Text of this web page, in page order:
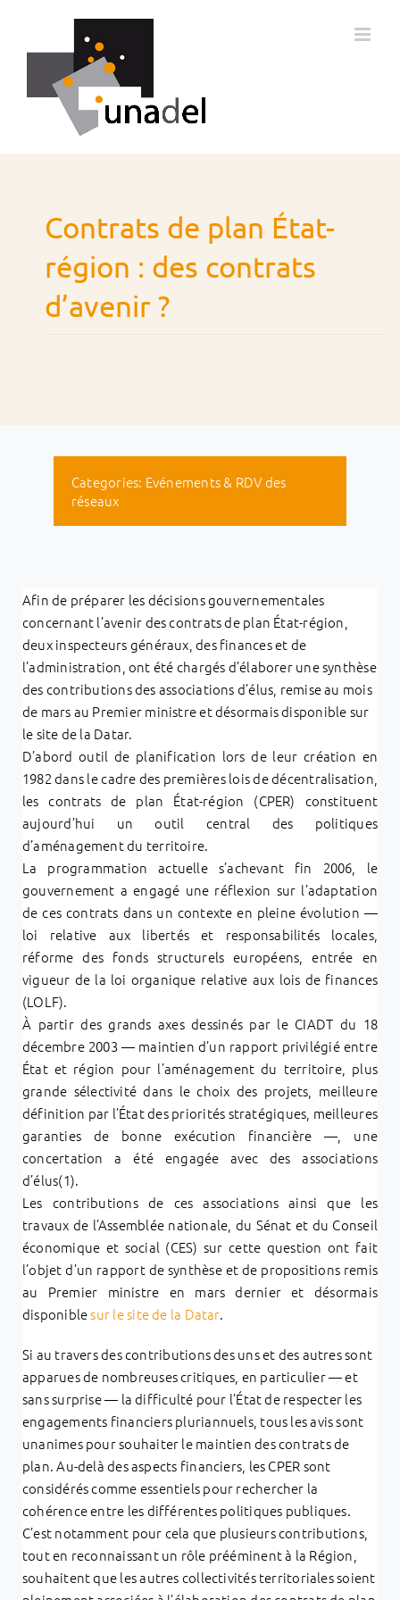
contenu
Contrats de plan État-
région : des contrats
d’avenir ?
Categories: Evénements & RDV des
réseaux
Afin de préparer les décisions gouvernementales
concernant l’avenir des contrats de plan État-région,
deux inspecteurs généraux, des finances et de
l’administration, ont été chargés d’élaborer une synthèse
des contributions des associations d’élus, remise au mois
de mars au Premier ministre et désormais disponible sur
le site de la Datar.
D’abord outil de planification lors de leur création en
1982 dans le cadre des premières lois de décentralisation,
les contrats de plan État-région (CPER) constituent
aujourd’hui un outil central des politiques
d’aménagement du territoire.
La programmation actuelle s’achevant fin 2006, le
gouvernement a engagé une réflexion sur l’adaptation
de ces contrats dans un contexte en pleine évolution —
loi relative aux libertés et responsabilités locales,
réforme des fonds structurels européens, entrée en
vigueur de la loi organique relative aux lois de finances
(LOLF).
À partir des grands axes dessinés par le CIADT du 18
décembre 2003 — maintien d’un rapport privilégié entre
État et région pour l’aménagement du territoire, plus
grande sélectivité dans le choix des projets, meilleure
définition par l’État des priorités stratégiques, meilleures
garanties de bonne exécution financière —, une
concertation a été engagée avec des associations
d’élus(1).
Les contributions de ces associations ainsi que les
travaux de l’Assemblée nationale, du Sénat et du Conseil
économique et social (CES) sur cette question ont fait
l’objet d’un rapport de synthèse et de propositions remis
au Premier ministre en mars dernier et désormais
disponiblesur le site de la Datar.
Si au travers des contributions des uns et des autres sont
apparues de nombreuses critiques, en particulier — et
sans surprise — la difficulté pour l’État de respecter les
engagements financiers pluriannuels, tous les avis sont
unanimes pour souhaiter le maintien des contrats de
plan. Au-delà des aspects financiers, les CPER sont
considérés comme essentiels pour rechercher la
cohérence entre les différentes politiques publiques.
C’est notamment pour cela que plusieurs contributions,
tout en reconnaissant un rôle prééminent à la Région,
souhaitent que les autres collectivités territoriales soient